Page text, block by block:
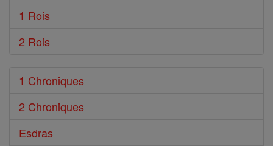
1 Rois
2 Rois
1 Chroniques
2 Chroniques
Esdras